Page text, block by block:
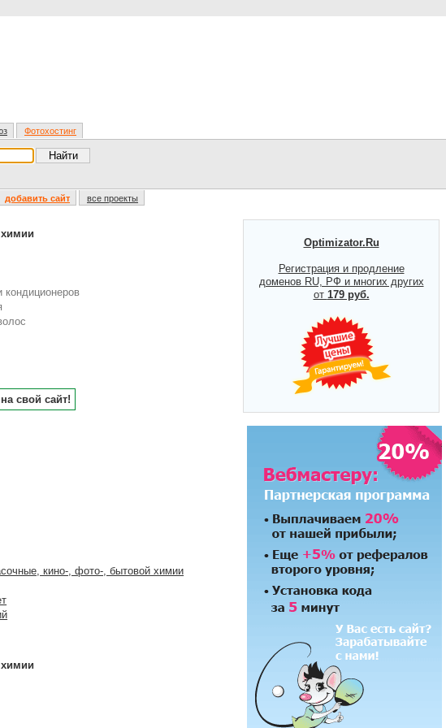
Фотохостинг
добавить сайт все проекты
на свой сайт!
кино-, фото-, бытовой химии
Optimizator.Ru
Регистрация и продление
доменов RU, РФ и многих других
от 179 руб.